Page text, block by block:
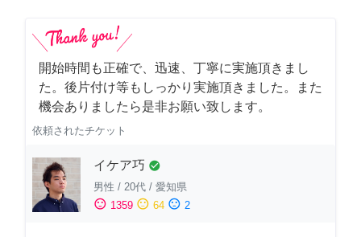
開始時間も正確で、迅速、丁寧に実施頂きまし
た。後片付け等もしっかり実施頂きました。また
機会ありましたら是非お願い致します。
依頼されたチケット
イケア巧 check_circle
男性 / 20代 / 愛知県
sentiment_satisfied 1359 sentiment_neutral 64 sentiment_dissatisfied 2